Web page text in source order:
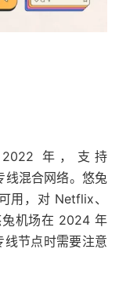
年，支持
混合网络。悠兔
用，对 Netflix、
机场在 2024 年
节点时需要注意